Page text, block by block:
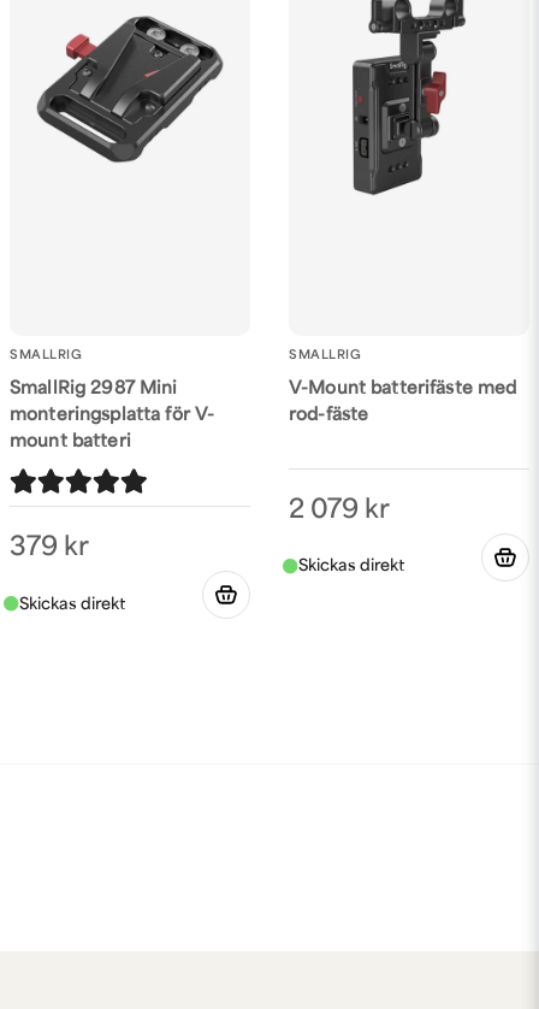
SMALLRIG
SmallRig 2987 Mini
monteringsplatta för V-
mount batteri
379 kr
SMALLRIG
V-Mount batterifäste med
rod-fäste
2 079 kr